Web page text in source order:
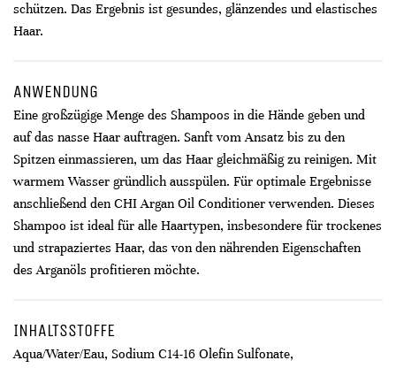
schützen. Das Ergebnis ist gesundes, glänzendes und elastisches
Haar.
ANWENDUNG
Eine großzügige Menge des Shampoos in die Hände geben und
auf das nasse Haar auftragen. Sanft vom Ansatz bis zu den
Spitzen einmassieren, um das Haar gleichmäßig zu reinigen. Mit
warmem Wasser gründlich ausspülen. Für optimale Ergebnisse
anschließend den CHI Argan Oil Conditioner verwenden. Dieses
Shampoo ist ideal für alle Haartypen, insbesondere für trockenes
und strapaziertes Haar, das von den nährenden Eigenschaften
des Arganöls profitieren möchte.
INHALTSSTOFFE
Aqua/Water/Eau, Sodium C14-16 Olefin Sulfonate,